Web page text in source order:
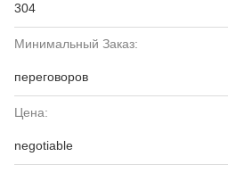
304
Минимальный Заказ:
переговоров
Цена:
negotiable